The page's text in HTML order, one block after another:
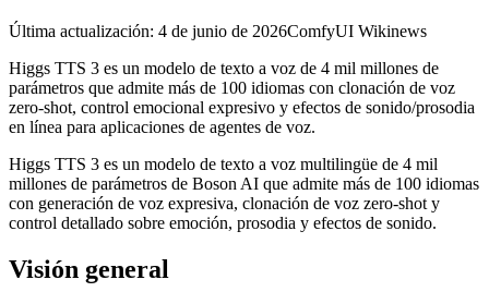
Última actualización: 4 de junio de 2026ComfyUI Wikinews
Higgs TTS 3 es un modelo de texto a voz de 4 mil millones de
parámetros que admite más de 100 idiomas con clonación de voz
zero-shot, control emocional expresivo y efectos de sonido/prosodia
en línea para aplicaciones de agentes de voz.
Higgs TTS 3 es un modelo de texto a voz multilingüe de 4 mil
millones de parámetros de Boson AI que admite más de 100 idiomas
con generación de voz expresiva, clonación de voz zero-shot y
control detallado sobre emoción, prosodia y efectos de sonido.
Visión general